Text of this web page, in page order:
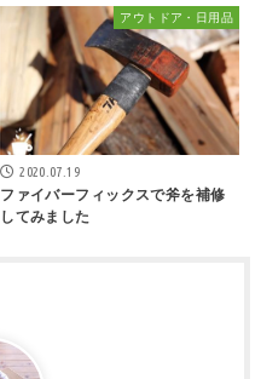
アウトドア・日用品
2020.07.19
ファイバーフィックスで斧を補修
してみました